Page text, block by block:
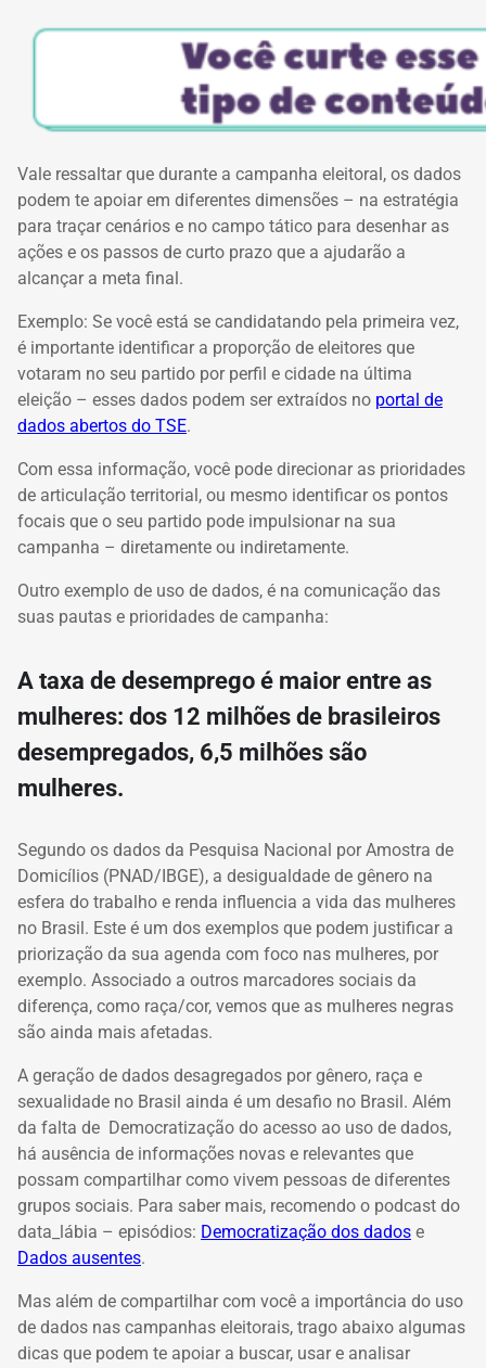
Vale ressaltar que durante a campanha eleitoral, os dados
podem te apoiar em diferentes dimensões – na estratégia
para traçar cenários e no campo tático para desenhar as
ações e os passos de curto prazo que a ajudarão a
alcançar a meta final.
Exemplo: Se você está se candidatando pela primeira vez,
é importante identificar a proporção de eleitores que
votaram no seu partido por perfil e cidade na última
eleição – esses dados podem ser extraídos no portal de
dados abertos do TSE.
Com essa informação, você pode direcionar as prioridades
de articulação territorial, ou mesmo identificar os pontos
focais que o seu partido pode impulsionar na sua
campanha – diretamente ou indiretamente.
Outro exemplo de uso de dados, é na comunicação das
suas pautas e prioridades de campanha:
A taxa de desemprego é maior entre as
mulheres: dos 12 milhões de brasileiros
desempregados, 6,5 milhões são
mulheres.
Segundo os dados da Pesquisa Nacional por Amostra de
Domicílios (PNAD/IBGE), a desigualdade de gênero na
esfera do trabalho e renda influencia a vida das mulheres
no Brasil. Este é um dos exemplos que podem justificar a
priorização da sua agenda com foco nas mulheres, por
exemplo. Associado a outros marcadores sociais da
diferença, como raça/cor, vemos que as mulheres negras
são ainda mais afetadas.
A geração de dados desagregados por gênero, raça e
sexualidade no Brasil ainda é um desafio no Brasil. Al ém
da falta de Democratização do acesso ao uso de dados,
há ausência de informações novas e relevantes que
possam compartilhar como vivem pessoas de diferentes
grupos sociais. Para saber mais, recomendo o podcast do
data_lábia – episódios: Democratização dos dados e
Dados ausentes.
Mas além de compartilhar com você a importância do uso
de dados nas campanhas eleitorais, trago abaixo algumas
dicas que podem te apoiar a buscar, usar e analisar